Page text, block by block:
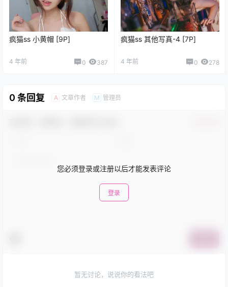
疯猫ss 小黄帽 [9P]
4 年前 0 387
疯猫ss 其他写真-4 [7P]
4 年前 0 278
0 条回复 A 文章作者 M 管理员
您必须登录或注册以后才能发表评论
登录
暂无讨论，说说你的看法吧